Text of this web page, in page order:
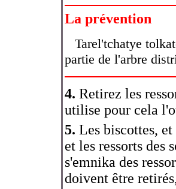
La prévention
Tarel'tchatye
partie de l'arbre
4. Retirez les
utilise pour cela
5. Les biscottes,
et les ressorts des
s'emnika des
doivent être